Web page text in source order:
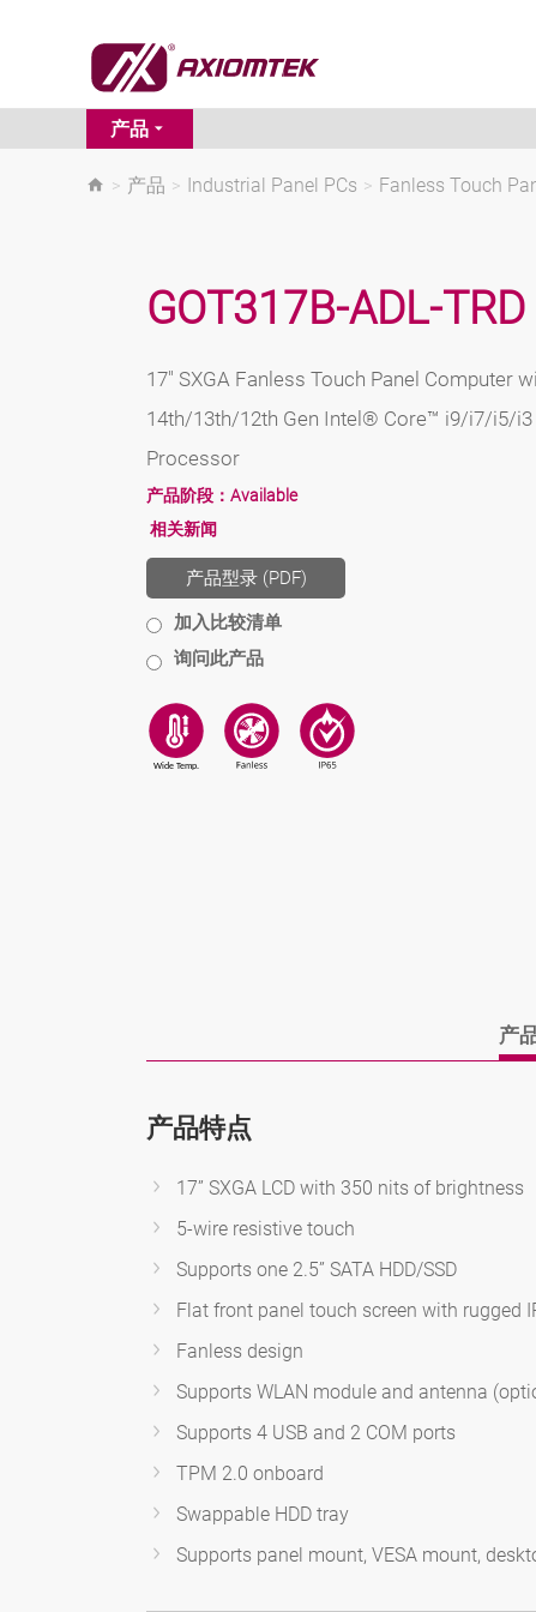
产品
> 产品 > Industrial Panel PCs > Fanless Touch
GOT317B-ADL-TRD
17" SXGA Fanless Touch Panel Computer
14th/13th/12th Gen Intel® Core™ i9/i7/i5/
Processor
产品阶段： Available
相关新闻
产品型录 (PDF)
加入比较清单
询问此产品
产
产品特点
17” SXGA LCD with 350 nits of brightness
5-wire resistive touch
Supports one 2.5” SATA HDD/SSD
Flat front panel touch screen with rugged
Fanless design
Supports WLAN module and antenna
Supports 4 USB and 2 COM ports
TPM 2.0 onboard
Swappable HDD tray
Supports panel mount, VESA mount,